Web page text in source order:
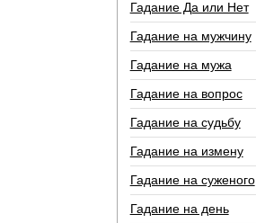
Гадание Да или Нет
Гадание на мужчину
Гадание на мужа
Гадание на вопрос
Гадание на судьбу
Гадание на измену
Гадание на суженого
Гадание на день